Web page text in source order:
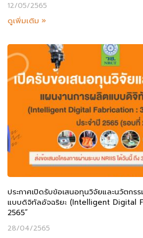
12/05/2565
ดูเพิ่มเติม »
ประกาศเปิดรับข้อเสนอทุนวิจัยและนวัตกร
แบบดิจิทัลอัจฉริยะ (Intelligent Digital
2565”
28/04/2565